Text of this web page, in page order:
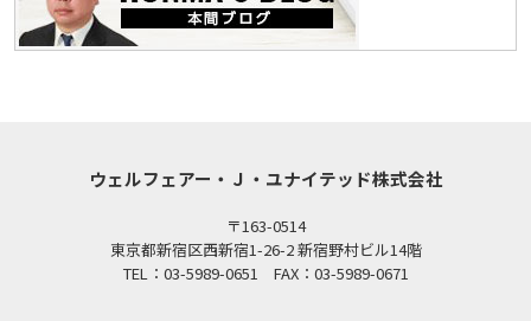
ウェルフェアー・Ｊ・ユナイテッド株式会社
〒163-0514
東京都新宿区西新宿1-26-2 新宿野村ビル14階
TEL：03-5989-0651 FAX：03-5989-0671